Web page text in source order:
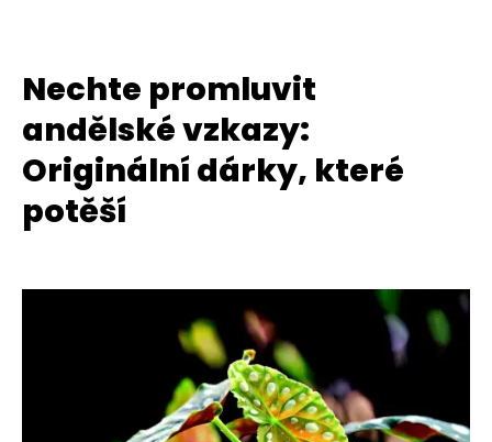
Nechte promluvit
andělské vzkazy:
Originální dárky, které
potěší